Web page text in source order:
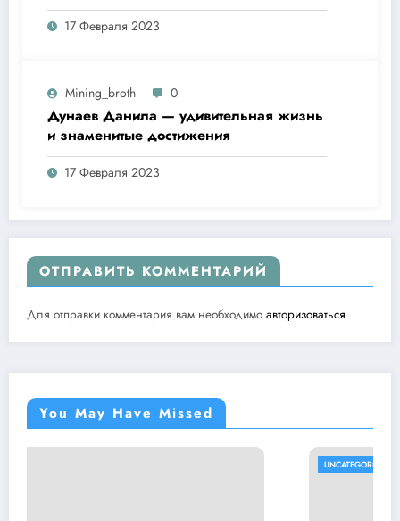
17 Февраля 2023
Mining_broth 0
Дунаев Данила — удивительная жизнь
и знаменитые достижения
17 Февраля 2023
ОТПРАВИТЬ КОММЕНТАРИЙ
Для отправки комментария вам необходимо авторизоваться.
You May Have Missed